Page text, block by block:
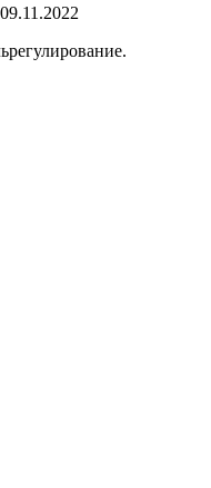
09.11.2022